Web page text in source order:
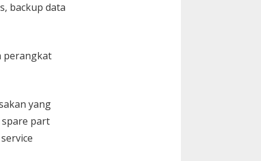
backup data
perangkat
yang
part